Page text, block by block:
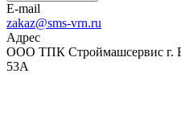
E-mail
zakaz@sms-vrn.ru
Адрес
ООО ТПК Строймашсервис г.
53А